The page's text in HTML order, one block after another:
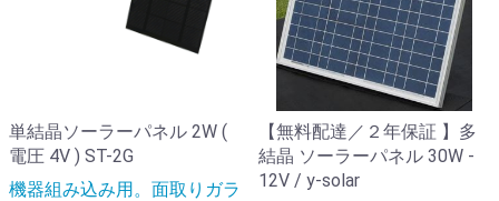
単結晶ソーラーパネル 2W (
電圧 4V ) ST-2G
機器組み込み用。面取りガラ
【無料配達／２年保証 】多
結晶 ソーラーパネル 30W -
12V / y-solar